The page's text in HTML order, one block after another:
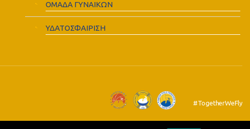
ΟΜΑΔΑ ΓΥΝΑΙΚΩΝ
ΥΔΑΤΟΣΦΑΙΡΙΣΗ
#TogetherWeFly